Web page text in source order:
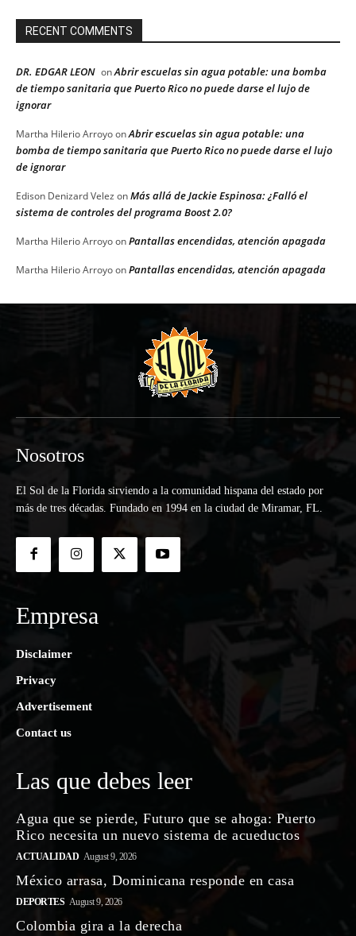
RECENT COMMENTS
DR. EDGAR LEON onAbrir escuelas sin agua potable: una bomba
de tiempo sanitaria que Puerto Rico no puede darse el lujo de
ignorar
Martha Hilerio ArroyoonAbrir escuelas sin agua potable: una
bomba de tiempo sanitaria que Puerto Rico no puede darse el lujo
de ignorar
Edison Denizard Velez onMás allá de Jackie Espinosa: ¿Falló el
sistema de controles del programa Boost 2.0?
Martha Hilerio ArroyoonPantallas encendidas, atención apagada
Martha Hilerio ArroyoonPantallas encendidas, atención apagada
Nosotros
El Sol de la Florida sirviendo a la comunidad hispana del estado por
más de tres décadas. Fundado en 1994 en la ciudad de Miramar, FL.
Empresa
Disclaimer
Privacy
Advertisement
Contact us
Las que debes leer
Agua que se pierde, Futuro que se ahoga: Puerto
Rico necesita un nuevo sistema de acueductos
ACTUALIDAD August 9, 2026
México arrasa, Dominicana responde en casa
DEPORTES August 9, 2026
Colombia gira a la derecha